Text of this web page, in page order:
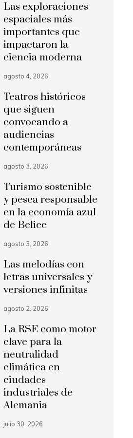
Las exploraciones
espaciales más
importantes que
impactaron la
ciencia moderna
agosto 4, 2026
Teatros históricos
que siguen
convocando a
audiencias
contemporáneas
agosto 3, 2026
Turismo sostenible
y pesca responsable
en la economía azul
de Belice
agosto 3, 2026
Las melodías con
letras universales y
versiones infinitas
agosto 2, 2026
La RSE como motor
clave para la
neutralidad
climática en
ciudades
industriales de
Alemania
julio 30, 2026